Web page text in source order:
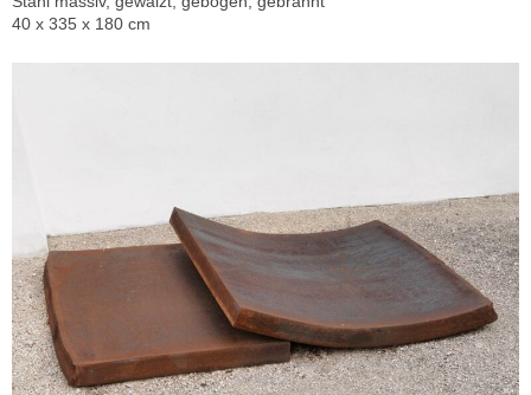
40 x 335 x 180 cm